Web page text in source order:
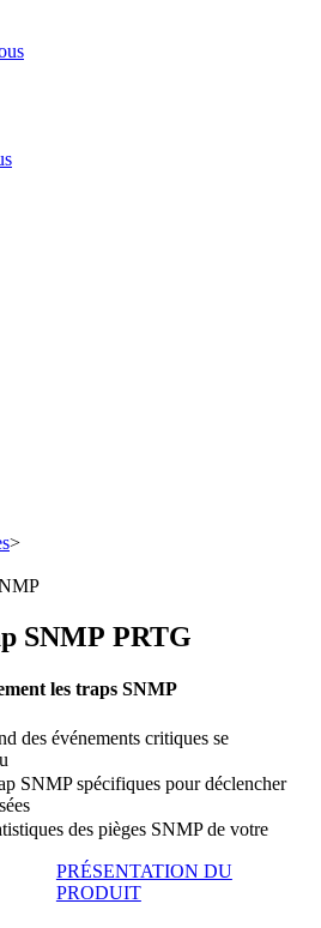
>
SNMP PRTG
les traps SNMP
des événements critiques se
SNMP spécifiques pour déclencher
des pièges SNMP de votre
PRÉSENTATION DU
PRODUIT